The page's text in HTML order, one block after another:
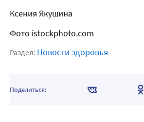
Ксения Якушина
Фото istockphoto.com
Раздел: Новости здоровья
Поделиться: